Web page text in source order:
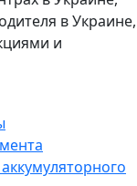
в Украине,
и